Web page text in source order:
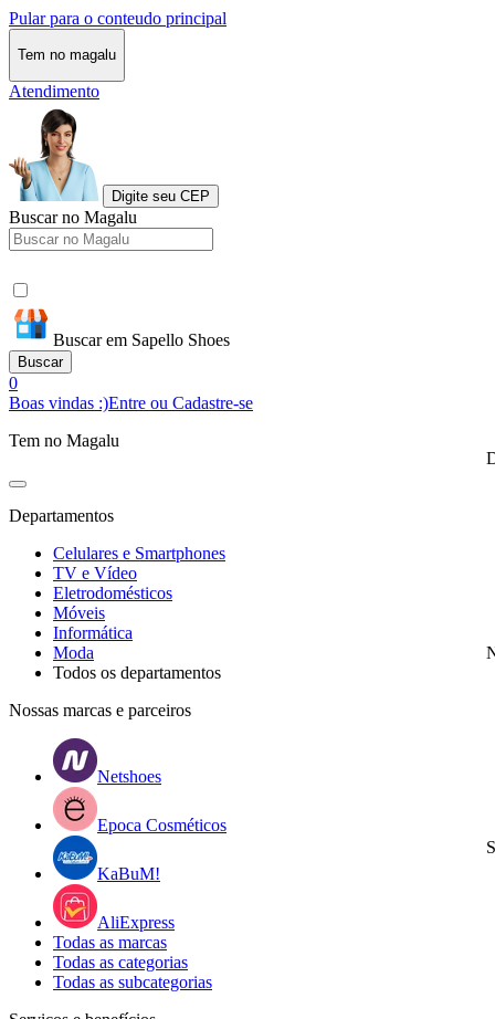
Pular para o conteudo principal
Tem no magalu
Atendimento
Digite seu CEP
Buscar no Magalu
Buscar em Sapello Shoes
Buscar
0
Boas vindas :)Entre ou Cadastre-se
Tem no Magalu
Departamentos
Celulares e Smartphones
TV e Vídeo
Eletrodomésticos
Móveis
Informática
Moda
Todos os departamentos
Nossas marcas e parceiros
Netshoes
Epoca Cosméticos
KaBuM!
AliExpress
Todas as marcas
Todas as categorias
Todas as subcategorias